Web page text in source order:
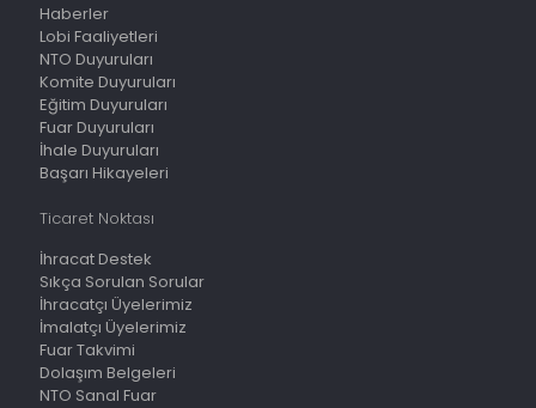
Haberler
Lobi Faaliyetleri
NTO Duyuruları
Komite Duyuruları
Eğitim Duyuruları
Fuar Duyuruları
İhale Duyuruları
Başarı Hikayeleri
Ticaret Noktası
İhracat Destek
Sıkça Sorulan Sorular
İhracatçı Üyelerimiz
İmalatçı Üyelerimiz
Fuar Takvimi
Dolaşım Belgeleri
NTO Sanal Fuar